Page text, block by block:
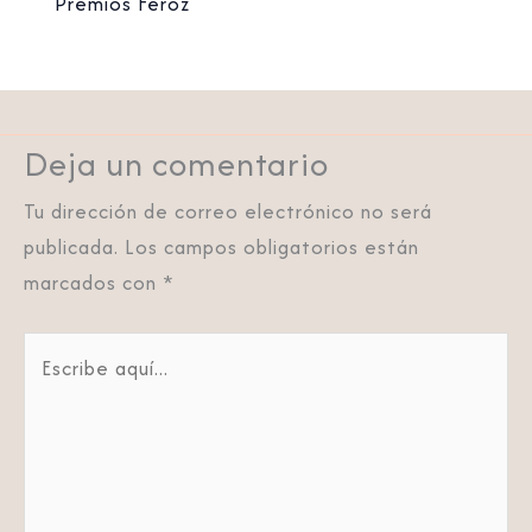
Deja un comentario
Tu dirección de correo electrónico no será
publicada. Los campos obligatorios están
marcados con *
aquí...